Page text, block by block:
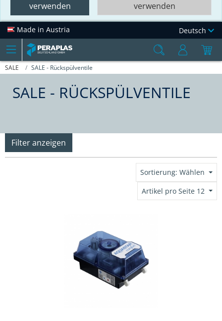
verwenden
verwenden
Made in Austria Deutsch
SALE SALE - Rückspülventile
SALE - RÜCKSPÜLVENTILE
Filter anzeigen
Sortierung: Wählen
Artikel pro Seite 12